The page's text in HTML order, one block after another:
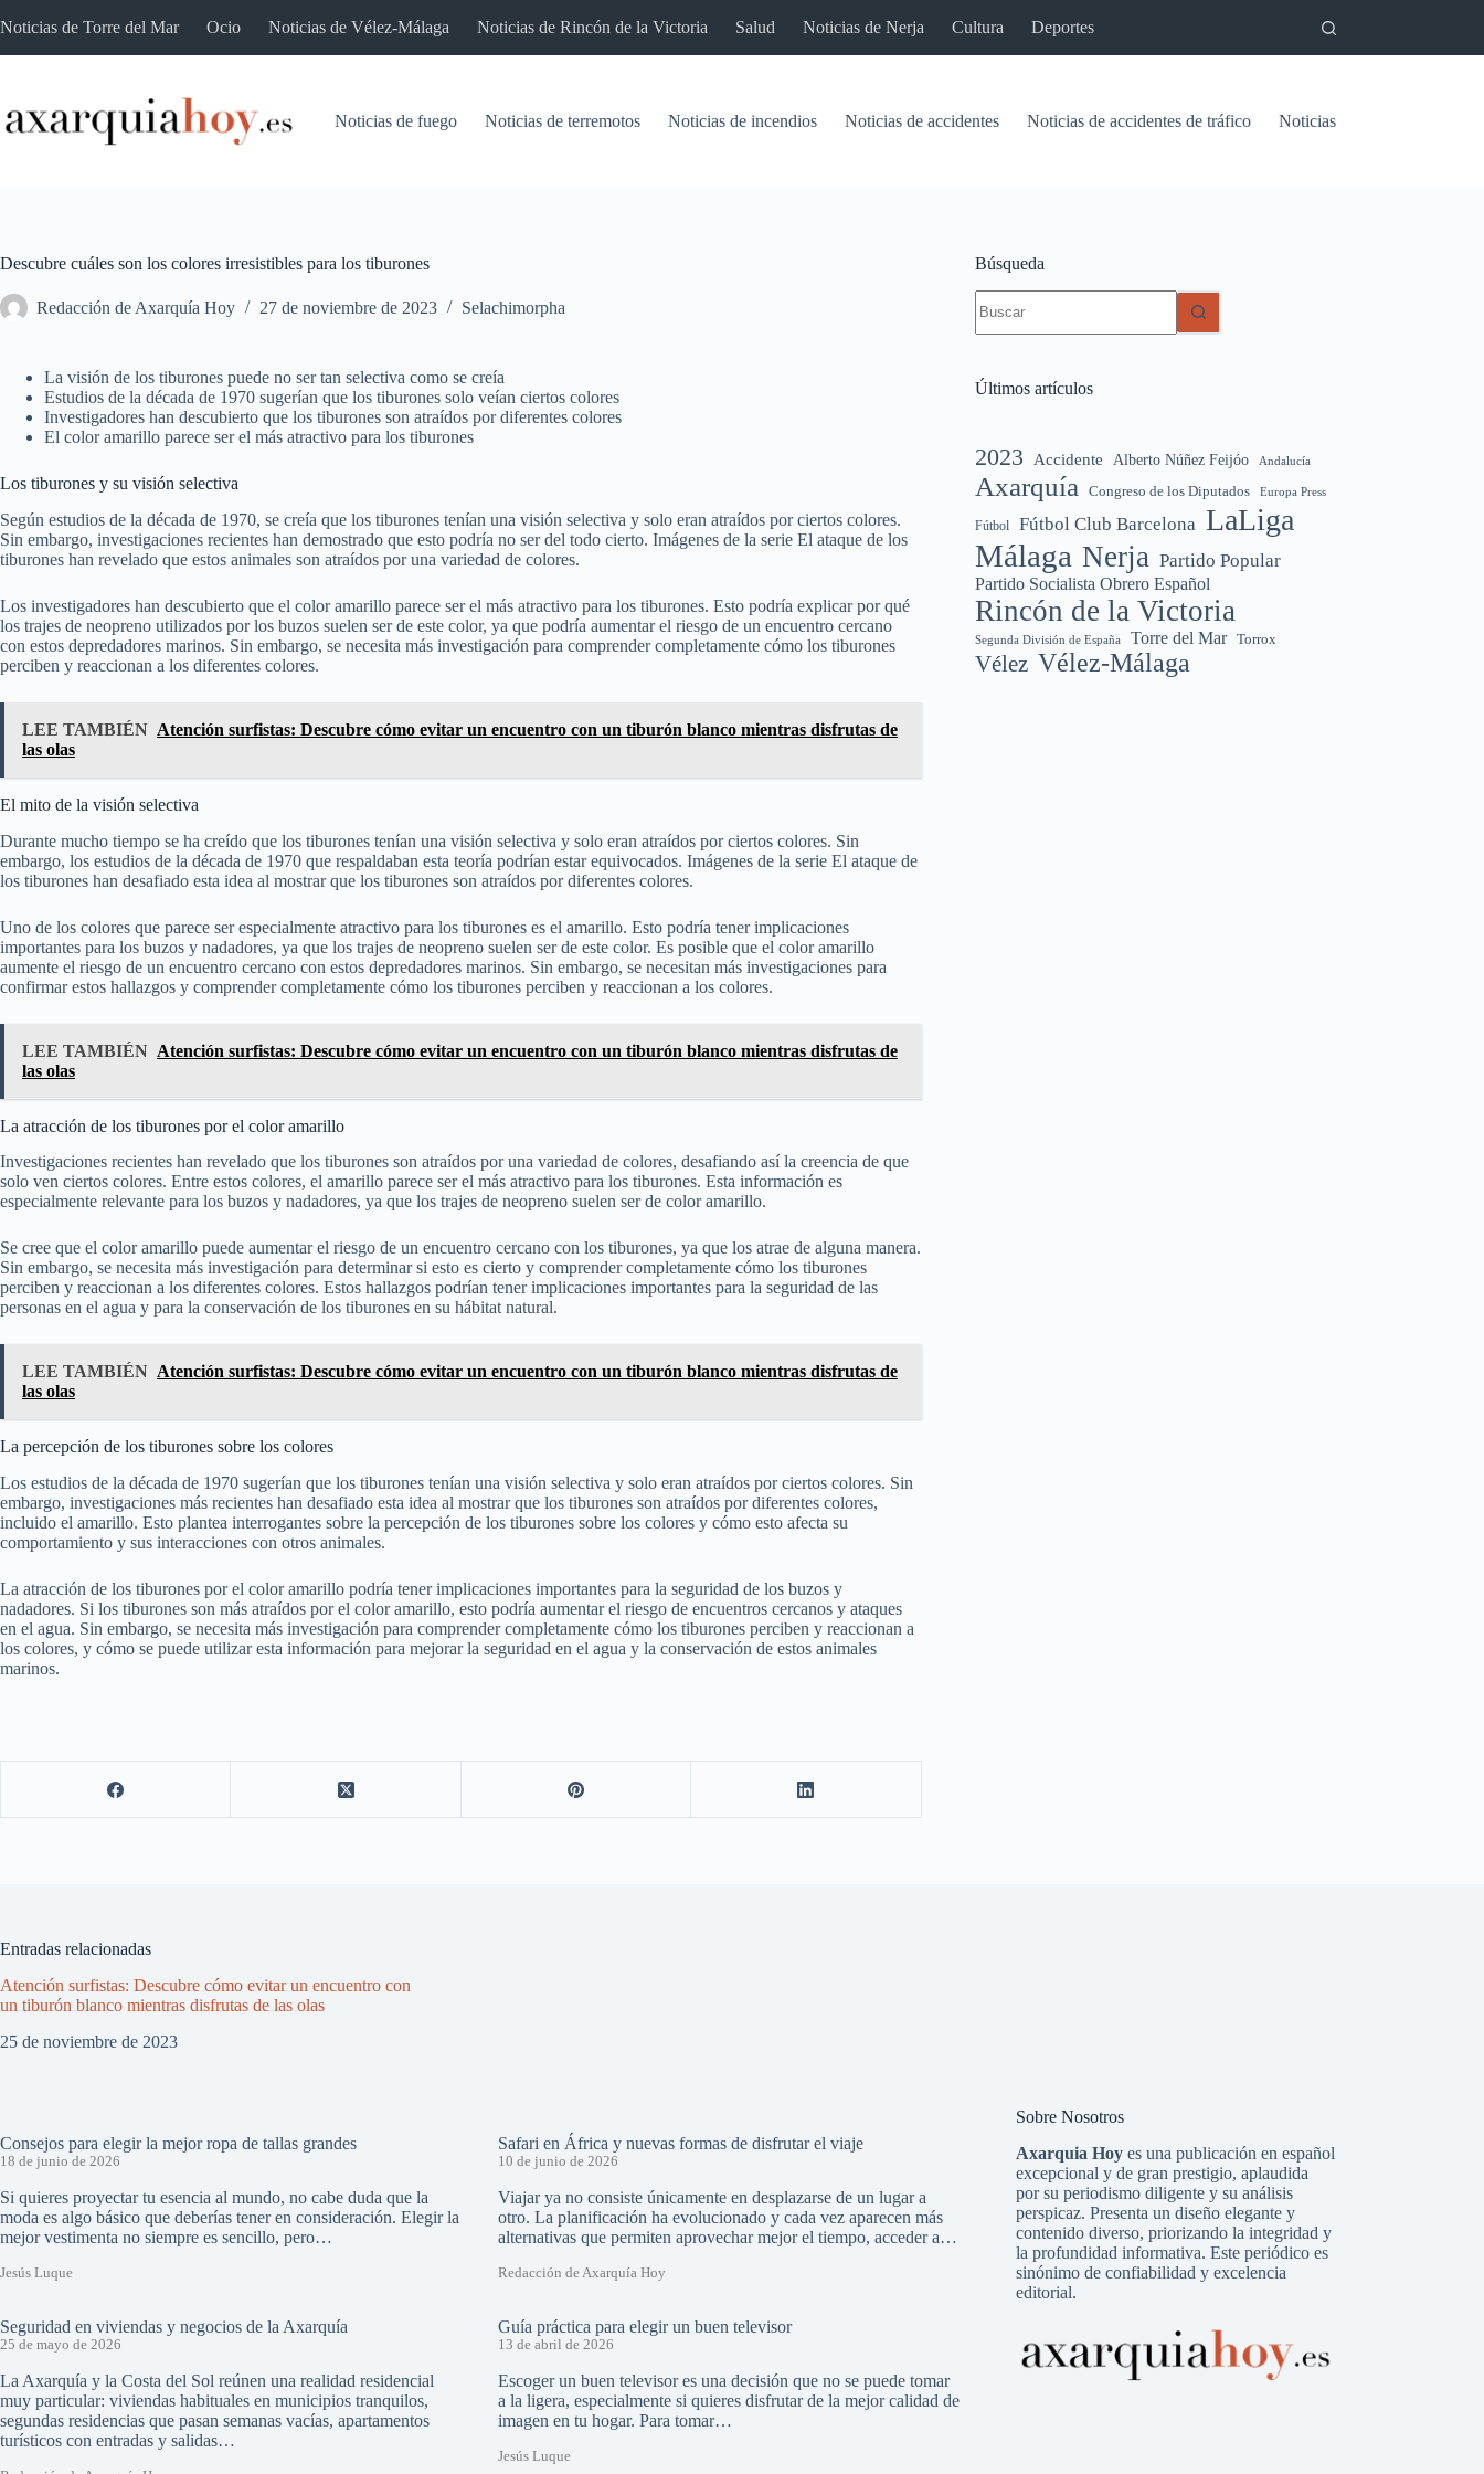
al
Noticias de Torre del Mar Ocio Noticias de Vélez-Málaga Noticias de Rincón de la Victoria Salud Noticias de Nerja Cultura Deportes
Noticias de fuego Noticias de terremotos Noticias de incendios Noticias de accidentes Noticias de accidentes de tráfico Noticias del pantano de
Descubre cuáles son los colores irresistibles para los tiburones
Redacción de Axarquía Hoy 27 de noviembre de 2023 Selachimorpha
La visión de los tiburones puede no ser tan selectiva como se creía
Estudios de la década de 1970 sugerían que los tiburones solo veían ciertos colores
Investigadores han descubierto que los tiburones son atraídos por diferentes colores
El color amarillo parece ser el más atractivo para los tiburones
Los tiburones y su visión selectiva
Según estudios de la década de 1970, se creía que los tiburones tenían una visión selectiva y solo eran atraídos por ciertos colores.
Sin embargo, investigaciones recientes han demostrado que esto podría no ser del todo cierto. Imágenes de la serie El ataque de los
tiburones han revelado que estos animales son atraídos por una variedad de colores.
Los investigadores han descubierto que el color amarillo parece ser el más atractivo para los tiburones. Esto podría explicar por qué
los trajes de neopreno utilizados por los buzos suelen ser de este color, ya que podría aumentar el riesgo de un encuentro cercano
con estos depredadores marinos. Sin embargo, se necesita más investigación para comprender completamente cómo los tiburones
perciben y reaccionan a los diferentes colores.
LEE TAMBIÉN Atención surfistas: Descubre cómo evitar un encuentro con un tiburón blanco mientras disfrutas de
las olas
El mito de la visión selectiva
Durante mucho tiempo se ha creído que los tiburones tenían una visión selectiva y solo eran atraídos por ciertos colores. Sin
embargo, los estudios de la década de 1970 que respaldaban esta teoría podrían estar equivocados. Imágenes de la serie El ataque de
los tiburones han desafiado esta idea al mostrar que los tiburones son atraídos por diferentes colores.
Uno de los colores que parece ser especialmente atractivo para los tiburones es el amarillo. Esto podría tener implicaciones
importantes para los buzos y nadadores, ya que los trajes de neopreno suelen ser de este color. Es posible que el color amarillo
aumente el riesgo de un encuentro cercano con estos depredadores marinos. Sin embargo, se necesitan más investigaciones para
confirmar estos hallazgos y comprender completamente cómo los tiburones perciben y reaccionan a los colores.
LEE TAMBIÉN Atención surfistas: Descubre cómo evitar un encuentro con un tiburón blanco mientras disfrutas de
las olas
La atracción de los tiburones por el color amarillo
Investigaciones recientes han revelado que los tiburones son atraídos por una variedad de colores, desafiando así la creencia de que
solo ven ciertos colores. Entre estos colores, el amarillo parece ser el más atractivo para los tiburones. Esta información es
especialmente relevante para los buzos y nadadores, ya que los trajes de neopreno suelen ser de color amarillo.
Se cree que el color amarillo puede aumentar el riesgo de un encuentro cercano con los tiburones, ya que los atrae de alguna manera.
Sin embargo, se necesita más investigación para determinar si esto es cierto y comprender completamente cómo los tiburones
perciben y reaccionan a los diferentes colores. Estos hallazgos podrían tener implicaciones importantes para la seguridad de las
personas en el agua y para la conservación de los tiburones en su hábitat natural.
LEE TAMBIÉN Atención surfistas: Descubre cómo evitar un encuentro con un tiburón blanco mientras disfrutas de
las olas
La percepción de los tiburones sobre los colores
Los estudios de la década de 1970 sugerían que los tiburones tenían una visión selectiva y solo eran atraídos por ciertos colores. Sin
embargo, investigaciones más recientes han desafiado esta idea al mostrar que los tiburones son atraídos por diferentes colores,
incluido el amarillo. Esto plantea interrogantes sobre la percepción de los tiburones sobre los colores y cómo esto afecta su
comportamiento y sus interacciones con otros animales.
La atracción de los tiburones por el color amarillo podría tener implicaciones importantes para la seguridad de los buzos y
nadadores. Si los tiburones son más atraídos por el color amarillo, esto podría aumentar el riesgo de encuentros cercanos y ataques
en el agua. Sin embargo, se necesita más investigación para comprender completamente cómo los tiburones perciben y reaccionan a
los colores, y cómo se puede utilizar esta información para mejorar la seguridad en el agua y la conservación de estos animales
marinos.
Búsqueda
resultados
Últimos artículos
2023 Accidente Alberto Núñez Feijóo Andalucía
Axarquía Congreso de los Diputados Europa Press
Fútbol Fútbol Club Barcelona LaLiga
Málaga Nerja Partido Popular
Partido Socialista Obrero Español
Rincón de la Victoria
Segunda División de España Torre del Mar Torrox
Vélez Vélez-Málaga
Entradas relacionadas
Atención surfistas: Descubre cómo evitar un encuentro con
un tiburón blanco mientras disfrutas de las olas
25 de noviembre de 2023
Consejos para elegir la mejor ropa de tallas grandes
18 de junio de 2026
Si quieres proyectar tu esencia al mundo, no cabe duda que la
moda es algo básico que deberías tener en consideración. Elegir la
mejor vestimenta no siempre es sencillo, pero…
Jesús Luque
Safari en África y nuevas formas de disfrutar el viaje
10 de junio de 2026
Viajar ya no consiste únicamente en desplazarse de un lugar a
otro. La planificación ha evolucionado y cada vez aparecen más
alternativas que permiten aprovechar mejor el tiempo, acceder a…
Redacción de Axarquía Hoy
Seguridad en viviendas y negocios de la Axarquía
25 de mayo de 2026
La Axarquía y la Costa del Sol reúnen una realidad residencial
muy particular: viviendas habituales en municipios tranquilos,
segundas residencias que pasan semanas vacías, apartamentos
turísticos con entradas y salidas…
Guía práctica para elegir un buen televisor
13 de abril de 2026
Escoger un buen televisor es una decisión que no se puede tomar
a la ligera, especialmente si quieres disfrutar de la mejor calidad de
imagen en tu hogar. Para tomar…
Jesús Luque
Sobre Nosotros
Axarquia Hoyes una publicación en español
excepcional y de gran prestigio, aplaudida
por su periodismo diligente y su análisis
perspicaz. Presenta un diseño elegante y
contenido diverso, priorizando la integridad y
la profundidad informativa. Este periódico es
sinónimo de confiabilidad y excelencia
editorial.